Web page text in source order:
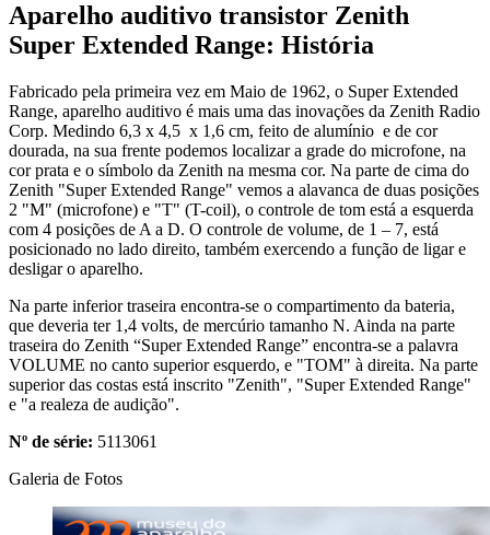
Aparelho auditivo transistor Zenith
Super Extended Range: História
Fabricado pela primeira vez em Maio de 1962, o Super Extended
Range, aparelho auditivo é mais uma das inovações da Zenith Radio
Corp. Medindo 6,3 x 4,5 x 1,6 cm, feito de alumínio e de cor
dourada, na sua frente podemos localizar a grade do microfone, na
cor prata e o símbolo da Zenith na mesma cor. Na parte de cima do
Zenith "Super Extended Range" vemos a alavanca de duas posições
2 "M" (microfone) e "T" (T-coil), o controle de tom está a esquerda
com 4 posições de A a D. O controle de volume, de 1 – 7, está
posicionado no lado direito, também exercendo a função de ligar e
desligar o aparelho.
Na parte inferior traseira encontra-se o compartimento da bateria,
que deveria ter 1,4 volts, de mercúrio tamanho N. Ainda na parte
traseira do Zenith “Super Extended Range” encontra-se a palavra
VOLUME no canto superior esquerdo, e "TOM" à direita. Na parte
superior das costas está inscrito "Zenith", "Super Extended Range"
e "a realeza de audição".
Nº de série: 5113061
Galeria de Fotos